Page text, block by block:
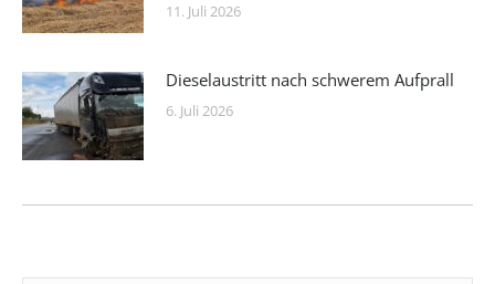
11. Juli 2026
Dieselaustritt nach schwerem Aufprall
6. Juli 2026